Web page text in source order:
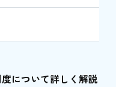
について詳しく解説